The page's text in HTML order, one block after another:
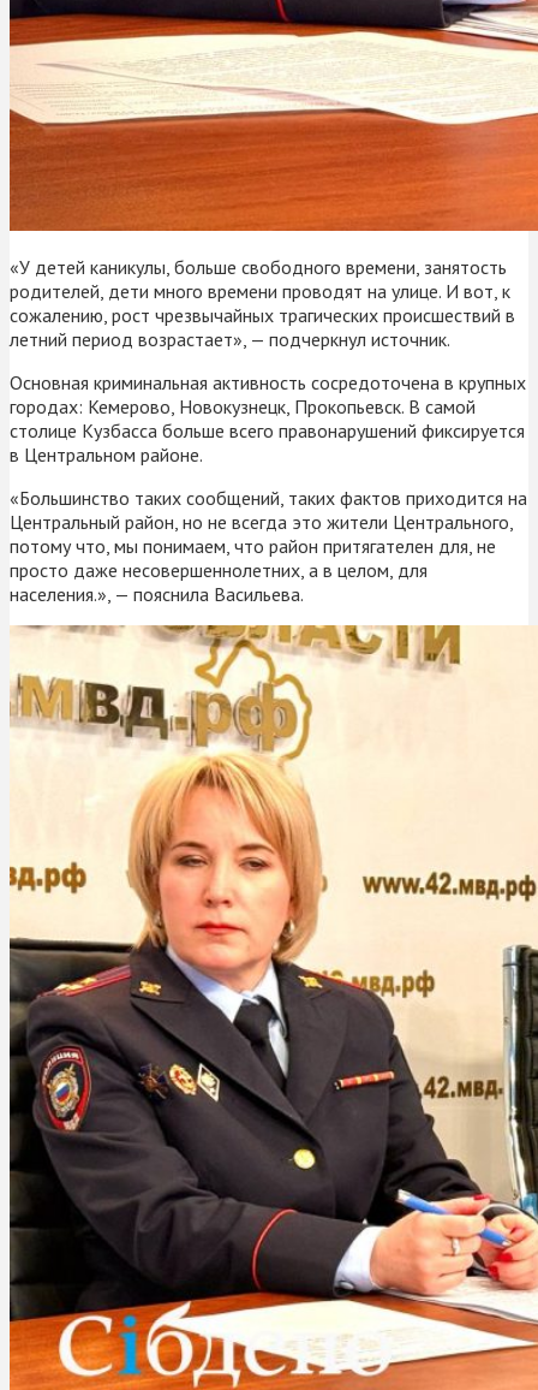
«У детей каникулы, больше свободного времени, занятость
родителей, дети много времени проводят на улице. И вот, к
сожалению, рост чрезвычайных трагических происшествий в
летний период возрастает», — подчеркнул источник.
Основная криминальная активность сосредоточена в крупных
городах: Кемерово, Новокузнецк, Прокопьевск. В самой
столице Кузбасса больше всего правонарушений фиксируется
в Центральном районе.
«Большинство таких сообщений, таких фактов приходится на
Центральный район, но не всегда это жители Центрального,
потому что, мы понимаем, что район притягателен для, не
просто даже несовершеннолетних, а в целом, для
населения.», — пояснила Васильева.